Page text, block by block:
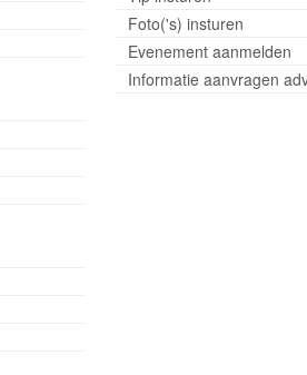
Foto('s) insturen
Evenement aanmelden
Informatie aanvragen